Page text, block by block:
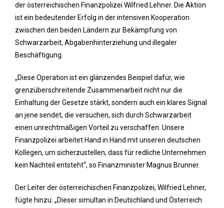
der österreichischen Finanzpolizei Wilfried Lehner. Die Aktion
ist ein bedeutender Erfolg in der intensiven Kooperation
zwischen den beiden Ländern zur Bekämpfung von
Schwarzarbeit, Abgabenhinterziehung und illegaler
Beschäftigung.
„Diese Operation ist ein glänzendes Beispiel dafür, wie
grenzüberschreitende Zusammenarbeit nicht nur die
Einhaltung der Gesetze stärkt, sondern auch ein klares Signal
an jene sendet, die versuchen, sich durch Schwarzarbeit
einen unrechtmäßigen Vorteil zu verschaffen. Unsere
Finanzpolizei arbeitet Hand in Hand mit unseren deutschen
Kollegen, um sicherzustellen, dass für redliche Unternehmen
kein Nachteil entsteht“, so Finanzminister Magnus Brunner.
Der Leiter der österreichischen Finanzpolizei, Wilfried Lehner,
fügte hinzu: „Dieser simultan in Deutschland und Österreich